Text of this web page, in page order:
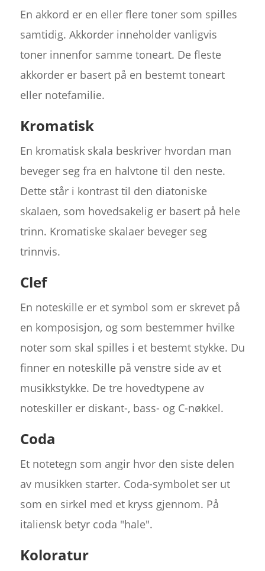
En akkord er en eller flere toner som spilles
samtidig. Akkorder inneholder vanligvis
toner innenfor samme toneart. De fleste
akkorder er basert på en bestemt toneart
eller notefamilie.
Kromatisk
En kromatisk skala beskriver hvordan man
beveger seg fra en halvtone til den neste.
Dette står i kontrast til den diatoniske
skalaen, som hovedsakelig er basert på hele
trinn. Kromatiske skalaer beveger seg
trinnvis.
Clef
En noteskille er et symbol som er skrevet på
en komposisjon, og som bestemmer hvilke
noter som skal spilles i et bestemt stykke. Du
finner en noteskille på venstre side av et
musikkstykke. De tre hovedtypene av
noteskiller er diskant-, bass- og C-nøkkel.
Coda
Et notetegn som angir hvor den siste delen
av musikken starter. Coda-symbolet ser ut
som en sirkel med et kryss gjennom. På
italiensk betyr coda "hale".
Koloratur